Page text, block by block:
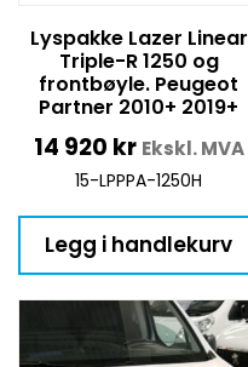
Lyspakke Lazer Linear
Triple-R 1250 og
frontbøyle. Peugeot
Partner 2010+ 2019+
14 920 kr Ekskl. MVA
15-LPPPA-1250H
Legg i handlekurv